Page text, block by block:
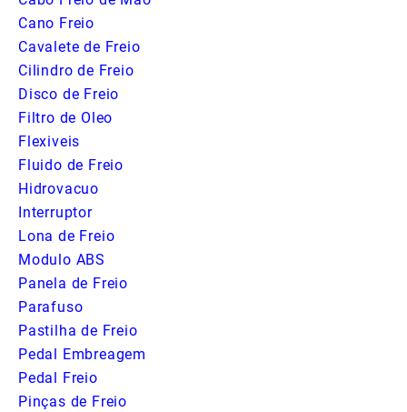
Cano Freio
Cavalete de Freio
Cilindro de Freio
Disco de Freio
Filtro de Oleo
Flexiveis
Fluido de Freio
Hidrovacuo
Interruptor
Lona de Freio
Modulo ABS
Panela de Freio
Parafuso
Pastilha de Freio
Pedal Embreagem
Pedal Freio
Pinças de Freio